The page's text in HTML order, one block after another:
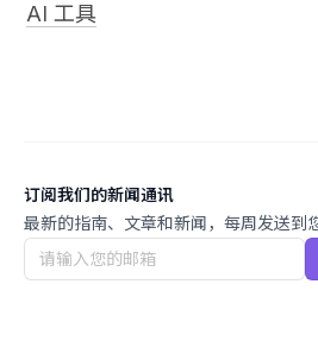
AI 工具
订阅我们的新闻通讯
最新的指南、文章和新闻，每周发送到